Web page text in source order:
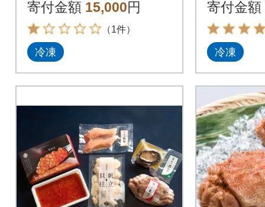
寄付金額 15,000円
（1件）
冷凍
寄付金額
冷凍